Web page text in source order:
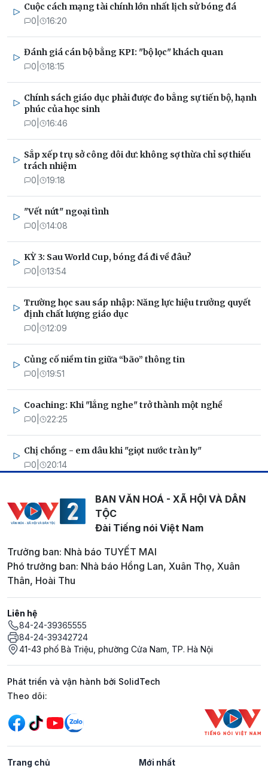
Cuộc cách mạng tài chính lớn nhất lịch sử bóng đá
0 16:20
Đánh giá cán bộ bằng KPI: "bộ lọc" khách quan
0 18:15
Chính sách giáo dục phải được đo bằng sự tiến bộ, hạnh
phúc của học sinh
0 16:46
Sắp xếp trụ sở công dôi dư: không sợ thừa chỉ sợ thiếu
trách nhiệm
0 19:18
"Vết nứt" ngoại tình
0 14:08
KỲ 3: Sau World Cup, bóng đá đi về đâu?
0 13:54
Trường học sau sáp nhập: Năng lực hiệu trưởng quyết
định chất lượng giáo dục
0 12:09
Củng cố niềm tin giữa “bão” thông tin
0 19:51
Coaching: Khi "lắng nghe" trở thành một nghề
0 22:25
Chị chồng - em dâu khi "giọt nước tràn ly"
0 20:14
BAN VĂN HOÁ - XÃ HỘI VÀ DÂN
TỘC
Đài Tiếng nói Việt Nam
Trưởng ban: Nhà báo TUYẾT MAI
Phó trưởng ban: Nhà báo Hồng Lan, Xuân Thọ, Xuân
Thân, Hoài Thu
Liên hệ
84-24-39365555
84-24-39342724
41-43 phố Bà Triệu, phường Cửa Nam, TP. Hà Nội
Phát triển và vận hành bởi SolidTech
Mạng xã hội
Theo dõi:
Trang chủ Mới nhất